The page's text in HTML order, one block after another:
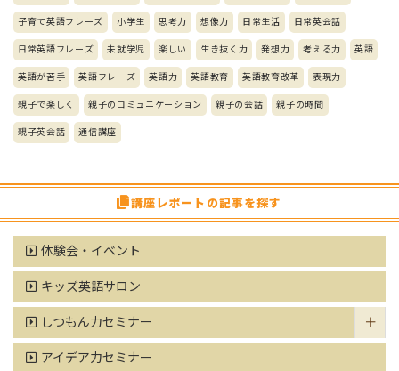
子育て英語フレーズ 小学生 思考力 想像力 日常生活 日常英会話
日常英語フレーズ 未就学児 楽しい 生き抜く力 発想力 考える力 英語
英語が苦手 英語フレーズ 英語力 英語教育 英語教育改革 表現力
親子で楽しく 親子のコミュニケーション 親子の会話 親子の時間
親子英会話 通信講座
講座レポートの記事を探す
体験会・イベント
キッズ英語サロン
しつもん力セミナー
アイデア力セミナー